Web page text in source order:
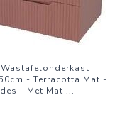
- Terracotta Mat -
- Met Mat ...